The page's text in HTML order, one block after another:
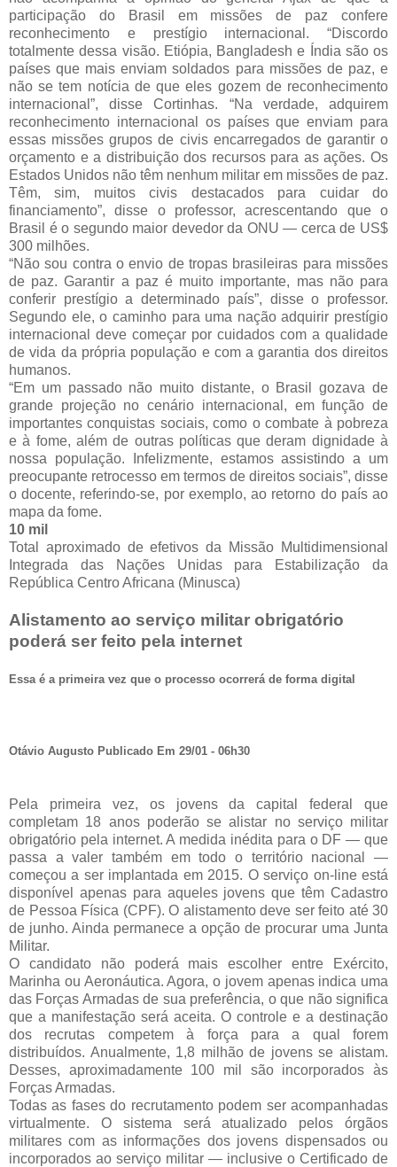
participação do Brasil em missões de paz confere
reconhecimento e prestígio internacional. “Discordo
totalmente dessa visão. Etiópia, Bangladesh e Índia são os
países que mais enviam soldados para missões de paz, e
não se tem notícia de que eles gozem de reconhecimento
internacional”, disse Cortinhas. “Na verdade, adquirem
reconhecimento internacional os países que enviam para
essas missões grupos de civis encarregados de garantir o
orçamento e a distribuição dos recursos para as ações. Os
Estados Unidos não têm nenhum militar em missões de paz.
Têm, sim, muitos civis destacados para cuidar do
financiamento”, disse o professor, acrescentando que o
Brasil é o segundo maior devedor da ONU — cerca de US$
300 milhões.
“Não sou contra o envio de tropas brasileiras para missões
de paz. Garantir a paz é muito importante, mas não para
conferir prestígio a determinado país”, disse o professor.
Segundo ele, o caminho para uma nação adquirir prestígio
internacional deve começar por cuidados com a qualidade
de vida da própria população e com a garantia dos direitos
humanos.
“Em um passado não muito distante, o Brasil gozava de
grande projeção no cenário internacional, em função de
importantes conquistas sociais, como o combate à pobreza
e à fome, além de outras políticas que deram dignidade à
nossa população. Infelizmente, estamos assistindo a um
preocupante retrocesso em termos de direitos sociais”, disse
o docente, referindo-se, por exemplo, ao retorno do país ao
mapa da fome.
10 mil
Total aproximado de efetivos da Missão Multidimensional
Integrada das Nações Unidas para Estabilização da
República Centro Africana (Minusca)
Alistamento ao serviço militar obrigatório
poderá ser feito pela internet
Essa é a primeira vez que o processo ocorrerá de forma digital
Otávio Augusto Publicado Em 29/01 - 06h30
Pela primeira vez, os jovens da capital federal que
completam 18 anos poderão se alistar no serviço militar
obrigatório pela internet. A medida inédita para o DF — que
passa a valer também em todo o território nacional —
começou a ser implantada em 2015. O serviço on-line está
disponível apenas para aqueles jovens que têm Cadastro
de Pessoa Física (CPF). O alistamento deve ser feito até 30
de junho. Ainda permanece a opção de procurar uma Junta
Militar.
O candidato não poderá mais escolher entre Exército,
Marinha ou Aeronáutica. Agora, o jovem apenas indica uma
das Forças Armadas de sua preferência, o que não significa
que a manifestação será aceita. O controle e a destinação
dos recrutas competem à força para a qual forem
distribuídos. Anualmente, 1,8 milhão de jovens se alistam.
Desses, aproximadamente 100 mil são incorporados às
Forças Armadas.
Todas as fases do recrutamento podem ser acompanhadas
virtualmente. O sistema será atualizado pelos órgãos
militares com as informações dos jovens dispensados ou
incorporados ao serviço militar — inclusive o Certificado de